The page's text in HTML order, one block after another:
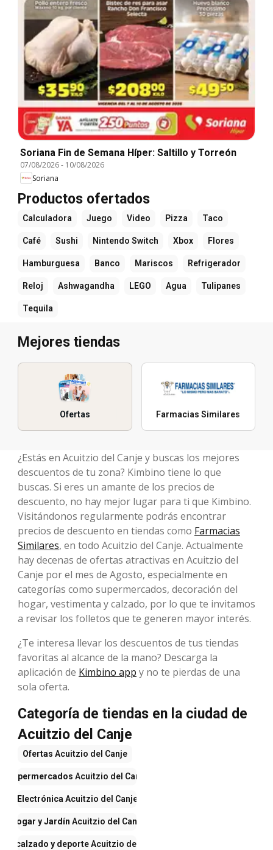
Soriana Fin de Semana Híper: Saltillo y Torreón
07/08/2026- 10/08/2026
Soriana
Productos ofertados
Calculadora Juego Video Pizza Taco
Café Sushi Nintendo Switch Xbox Flores
Hamburguesa Banco Mariscos Refrigerador
Reloj Ashwagandha LEGO Agua Tulipanes
Tequila
Mejores tiendas
Ofertas Farmacias Similares
¿Estás en Acuitzio del Canje y buscas los mejores
descuentos de tu zona? Kimbino tiene lo que
buscas. Si eres un amante de los precios de
descuento, no hay mejor lugar para ti que Kimbino.
Visitándonos regularmente podrás encontrar
precios de descuento en tiendas como Farmacias
Similares, en todo Acuitzio del Canje. Actualmente
hay decenas de ofertas atractivas en Acuitzio del
Canje por el mes de Agosto, especialmente en
categorías como supermercados, decoración del
hogar, vestimenta y calzado, por lo que te invitamos
a revisar los folletos que te generen mayor interés.
¿Te interesa llevar los descuentos de tus tiendas
favoritas al alcance de la mano? Descarga la
aplicación de Kimbino app y no te pierdas de una
sola oferta.
Categoría de tiendas en la ciudad de
Acuitzio del Canje
Ofertas Acuitzio del Canje
Supermercados Acuitzio del Canje
Electrónica Acuitzio del Canje
Hogar y Jardín Acuitzio del Canje
calzado y deporteAcuitzio del Canje